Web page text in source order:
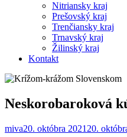
Nitriansky kraj
Prešovský kraj
Trenčiansky kraj
Trnavský kraj
Žilinský kraj
Kontakt
Neskorobaroková
miva20. októbra 2021 20.